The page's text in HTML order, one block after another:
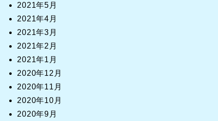
2021年5月
2021年4月
2021年3月
2021年2月
2021年1月
2020年12月
2020年11月
2020年10月
2020年9月